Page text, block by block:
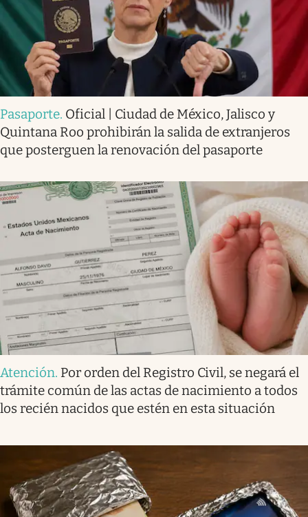
Pasaporte. Oficial | Ciudad de México, Jalisco y
Quintana Roo prohibirán la salida de extranjeros
que posterguen la renovación del pasaporte
Atención. Por orden del Registro Civil, se negará el
trámite común de las actas de nacimiento a todos
los recién nacidos que estén en esta situación